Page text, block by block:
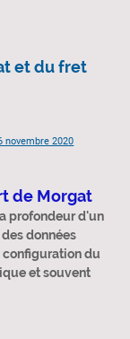
et du fret
novembre 2020
de Morgat
profondeur d'un
données
configuration du
et souvent